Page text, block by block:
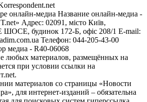
онлайн-медиа Название онлайн-медиа -
Адрес: 02091, місто Київ,
будинок 172-Б, офіс 208/1 E-mail:
Телефон: 044-205-43-00
медиа - R40-06068
любых материалов, размещённых на
при условии ссылки на
материалов со страницы «Новости
для интернет-изданий – обязательна